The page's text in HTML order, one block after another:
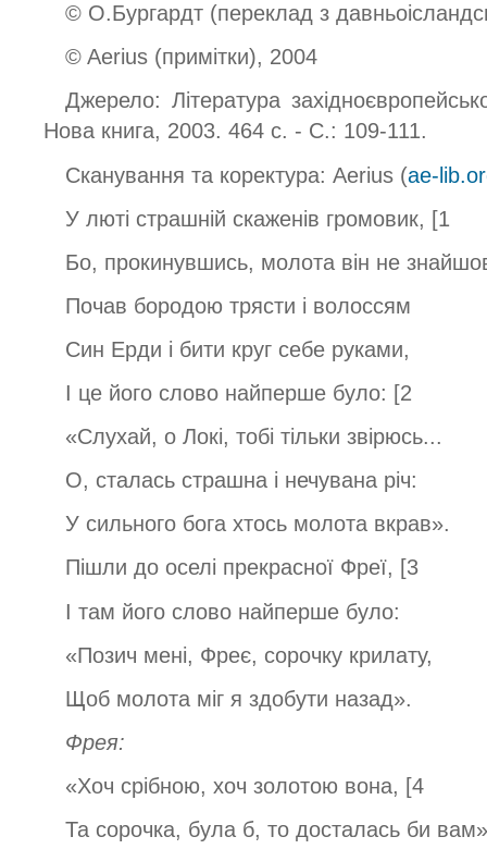
© О.Бургардт (переклад з
© Aerius (примітки), 2004
Джерело: Література
Нова книга, 2003. 464 с. - С.: 109-111.
Сканування та коректура: Aerius (ae-
У люті страшній скаженів громовик, [1
Бо, прокинувшись, молота він не
Почав бородою трясти і волоссям
Син Ерди і бити круг себе руками,
І це його слово найперше було: [2
«Слухай, о Локі, тобі тільки звірюсь...
О, сталась страшна і нечувана річ:
У сильного бога хтось молота вкрав».
Пішли до оселі прекрасної Фреї, [3
І там його слово найперше було:
«Позич мені, Фреє, сорочку крилату,
Щоб молота міг я здобути назад».
Фрея:
«Хоч срібною, хоч золотою вона, [4
Та сорочка, була б, то досталась би